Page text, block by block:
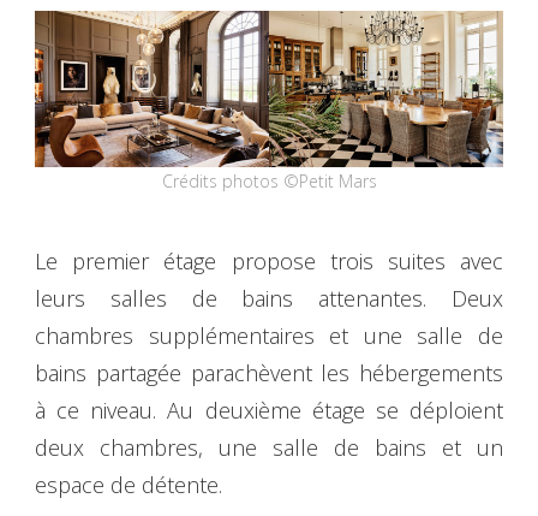
Crédits photos ©Petit Mars
Le premier étage propose trois suites avec
leurs salles de bains attenantes. Deux
chambres supplémentaires et une salle de
bains partagée parachèvent les hébergements
à ce niveau. Au deuxième étage se déploient
deux chambres, une salle de bains et un
espace de détente.